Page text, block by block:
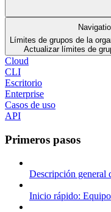
Límites de grupos de la
Actualizar límites de
Cloud
CLI
Escritorio
Enterprise
Casos de uso
API
Primeros pasos
Descripción general
Inicio rápido: